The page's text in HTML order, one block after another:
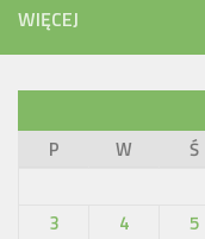
WIĘCEJ
P
W Ś
3
4 5